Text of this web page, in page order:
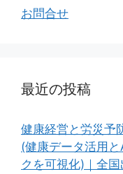
お問合せ
最近の投稿
健康経営と労災予
(健康データ活用
クを可視化)｜全